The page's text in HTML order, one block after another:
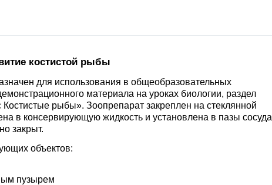
костистой рыбы
для использования в общеобразовательных
материала на уроках биологии, раздел
рыбы». Зоопрепарат закреплен на стеклянной
в консервирующую жидкость и установлена в пазы сосуда
закрыт.
объектов:
пузырем